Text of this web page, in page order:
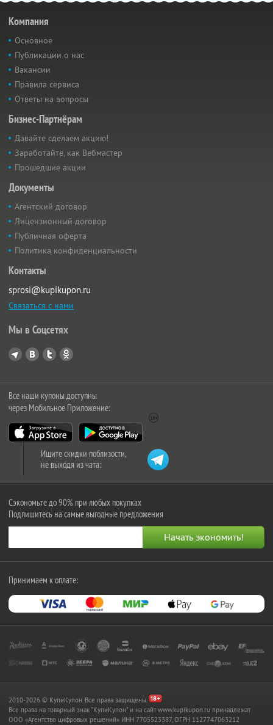
Компания
Основное
Публикации о нас
Вакансии
Правила сервиса
Ответы на вопросы
Бизнес-Партнёрам
Давайте сделаем акцию!
Заработайте, как Вебмастер
Прошедшие акции
Документы
Агентский договор
Лицензионный договор
Публичная оферта
Политика конфиденциальности
Контакты
sprosi@kupikupon.ru
Связаться с нами
Мы в Соцсетях
Все наши купоны доступны
через Мобильное Приложение:
Ищите скидки поблизости,
не выходя из чата:
Сэкономьте до 90% при любых покупках
Подпишитесь на самые выгодные предложения
Принимаем к оплате:
2010-2026 © КупиКупон. Все права защищены.
Все права на товарный знак "КупиКупон" и на сайт www.kupikupon.ru принадлежат
OOO «Агентство цифровых решений» ИНН 7705523387, ОГРН 1127747063212